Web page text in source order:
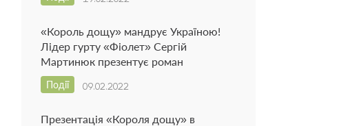
«Король дощу» мандрує Україною!
Лідер гурту «Фіолет» Сергій
Мартинюк презентує роман
09.02.2022
Події
Презентація «Короля дощу» в